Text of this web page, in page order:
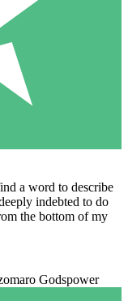
a word to describe
indebted to do
the bottom of my
Godspower